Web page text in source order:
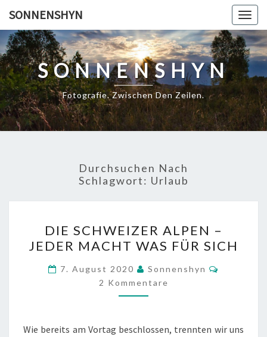
content
SONNENSHYN
SONNENSHYN
Fotografie. Zwischen Den Zeilen.
Durchsuchen Nach
Schlagwort: Urlaub
SCHWEIZER
ALPEN
–
JEDER
MACHT
FÜR
DIE SCHWEIZER ALPEN –
JEDER MACHT WAS FÜR SICH
7. August 2020 Sonnenshyn
2 Kommentare
Wie bereits am Vortag beschlossen, trennten wir uns